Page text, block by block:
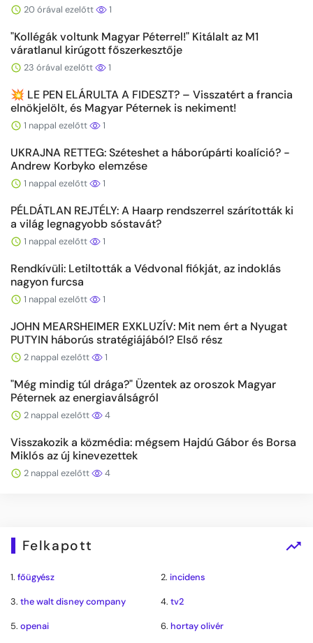
20 órával ezelőtt 1
"Kollégák voltunk Magyar Péterrel!" Kitálalt az M1
váratlanul kirúgott főszerkesztője
23 órával ezelőtt 1
💥 LE PEN ELÁRULTA A FIDESZT? – Visszatért a francia
elnökjelölt, és Magyar Péternek is nekiment!
1 nappal ezelőtt 1
UKRAJNA RETTEG: Széteshet a háborúpárti koalíció? -
Andrew Korbyko elemzése
1 nappal ezelőtt 1
PÉLDÁTLAN REJTÉLY: A Haarp rendszerrel szárították ki
a világ legnagyobb sóstavát?
1 nappal ezelőtt 1
Rendkívüli: Letiltották a Védvonal fiókját, az indoklás
nagyon furcsa
1 nappal ezelőtt 1
JOHN MEARSHEIMER EXKLUZÍV: Mit nem ért a Nyugat
PUTYIN háborús stratégiájából? Első rész
2 nappal ezelőtt 1
"Még mindig túl drága?" Üzentek az oroszok Magyar
Péternek az energiaválságról
2 nappal ezelőtt 4
Visszakozik a közmédia: mégsem Hajdú Gábor és Borsa
Miklós az új kinevezettek
2 nappal ezelőtt 4
Felkapott
1. főügyész 2. incidens
3. the walt disney company 4. tv2
5. openai 6. hortay olivér